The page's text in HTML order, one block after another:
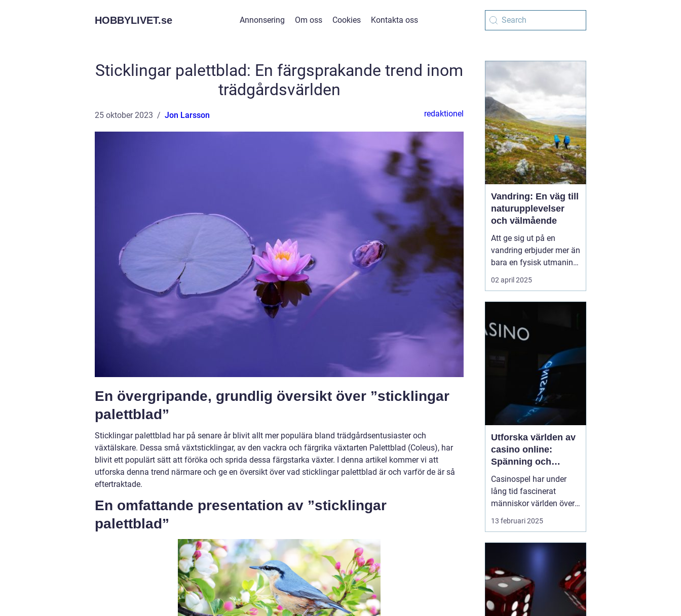
HOBBYLIVET.se Annonsering Om oss Cookies Kontakta oss
Sticklingar palettblad: En färgsprakande trend inom
trädgårdsvärlden
25 oktober 2023 Jon Larsson redaktionel
En övergripande, grundlig översikt över ”sticklingar
palettblad”
Sticklingar palettblad har på senare år blivit allt mer populära bland trädgårdsentusiaster och
växtälskare. Dessa små växtsticklingar, av den vackra och färgrika växtarten Palettblad (Coleus), har
blivit ett populärt sätt att föröka och sprida dessa färgstarka växter. I denna artikel kommer vi att
utforska denna trend närmare och ge en översikt över vad sticklingar palettblad är och varför de är så
eftertraktade.
En omfattande presentation av ”sticklingar
palettblad”
Vandring: En väg till
naturupplevelser
och välmående
Att ge sig ut på en
vandring erbjuder mer än
bara en fysisk utmaning;
det är en möjlighet att
återknyta kontakten med
Oavsett om det handlar
om en kort
skogspromenad eller...
02 april 2025
Utforska världen av
casino online:
Spänning och
underhållning
Casinospel har under
lång tid fascinerat
människor världen över
med sin unika
och tur. Från de
traditionella spelhålorna
i Las Vegas till dagens
moderna
onlineplattformar har ...
13 februari 2025